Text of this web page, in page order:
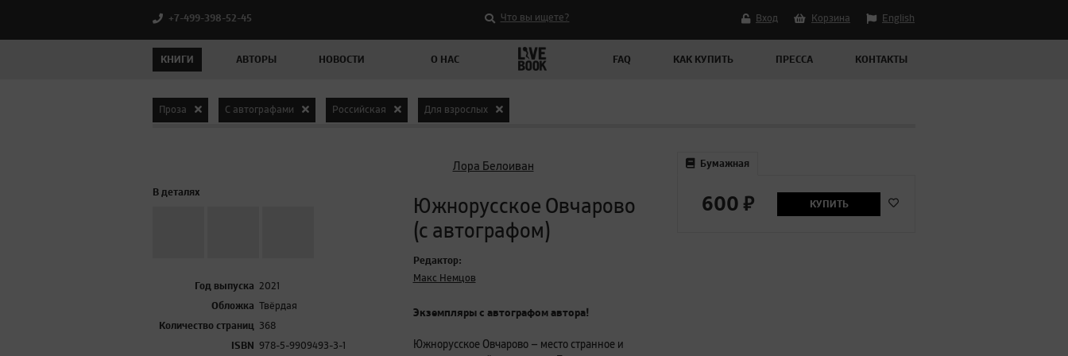
+7-499-398-52-45 Что вы ищете? Вход Корзина English
КНИГИ АВТОРЫ НОВОСТИ О НАС FAQ КАК КУПИТЬ ПРЕССА КОНТАКТЫ
Проза С автографами Российская Для взрослых
В деталях
Год выпуска 2021
Обложка Твёрдая
Количество страниц 368
ISBN 978-5-9909493-3-1
Лора Белоиван
Южнорусское Овчарово
(с автографом)
Редактор:
Макс Немцов
Экземпляры с автографом автора!
Южнорусское Овчарово — место странное и
Бумажная
600 ₽ КУПИТЬ